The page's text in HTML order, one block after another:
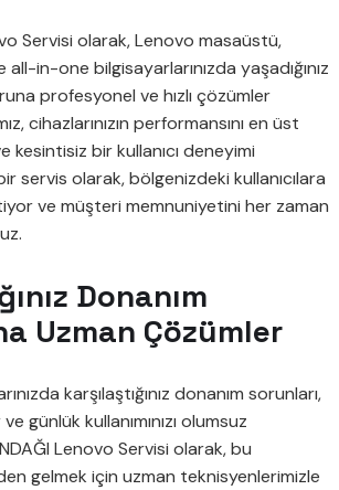
Servisi olarak, Lenovo masaüstü,
in-one bilgisayarlarınızda yaşadığınız
profesyonel ve hızlı çözümler
cihazlarınızın performansını en üst
kesintisiz bir kullanıcı deneyimi
servis olarak, bölgenizdeki kullanıcılara
ve müşteri memnuniyetini her zaman
Donanım
Uzman Çözümler
karşılaştığınız donanım sorunları,
günlük kullanımınızı olumsuz
Lenovo Servisi olarak, bu
gelmek için uzman teknisyenlerimizle